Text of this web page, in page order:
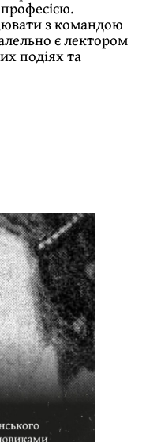
з командою
є лектором
подіях та